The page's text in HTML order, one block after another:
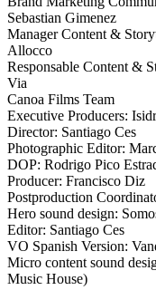
Sebastian Gimenez
Manager Content &
Allocco
Responsable Content &
Via
Canoa Films Team
Executive Producers:
Director: Santiago Ces
Photographic Editor:
DOP: Rodrigo Pico
Producer: Francisco Diz
Postproduction
Hero sound design:
Editor: Santiago Ces
VO Spanish Version:
Micro content sound
Music House)